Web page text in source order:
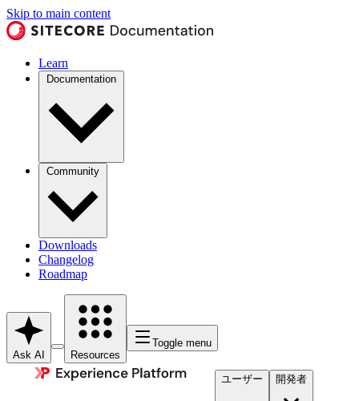
Skip to main content
Learn
Documentation
Community
Downloads
Changelog
Roadmap
Ask AI Resources
Toggle menu
ユーザー 開発者​